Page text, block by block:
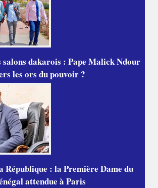
dakarois : Pape Malick Ndour
les ors du pouvoir ?
République : la Première Dame du
attendue à Paris